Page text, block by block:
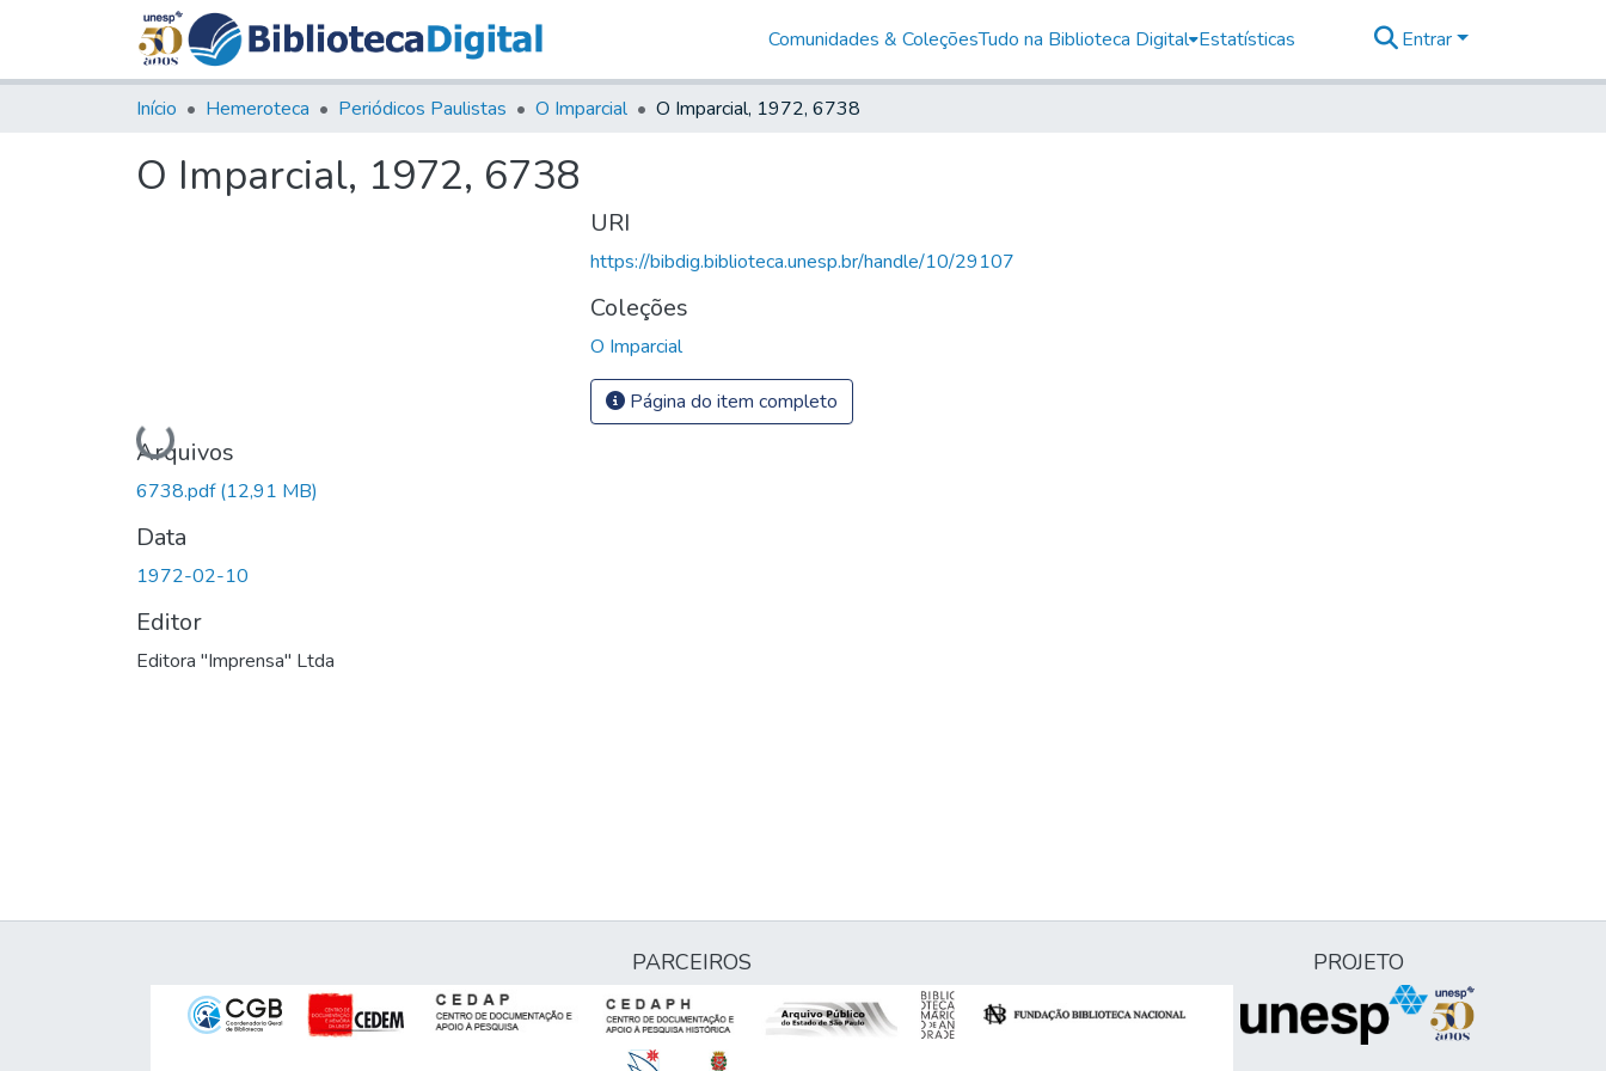
Comunidades & ColeçõesTudo na Biblioteca Digital Estatísticas Entrar
Início Hemeroteca Periódicos Paulistas O Imparcial O Imparcial, 1972, 6738
O Imparcial, 1972, 6738
Carregando...
Arquivos
6738.pdf(12,91 MB)
Data
1972-02-10
Editor
Editora "Imprensa" Ltda
URI
https://bibdig.biblioteca.unesp.br/handle/10/29107
Coleções
O Imparcial
Página do item completo
PARCEIROS PROJETO